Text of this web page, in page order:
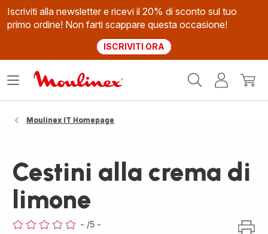
Iscriviti alla newsletter e ricevi il 20% di sconto sul tuo
primo ordine! Non farti scappare questa occasione!
ISCRIVITI ORA
Il
Apri
Moulinex IT Homepage
Cestini alla crema di
limone
- /5 -